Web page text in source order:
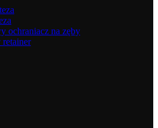
ochraniacz na zęby